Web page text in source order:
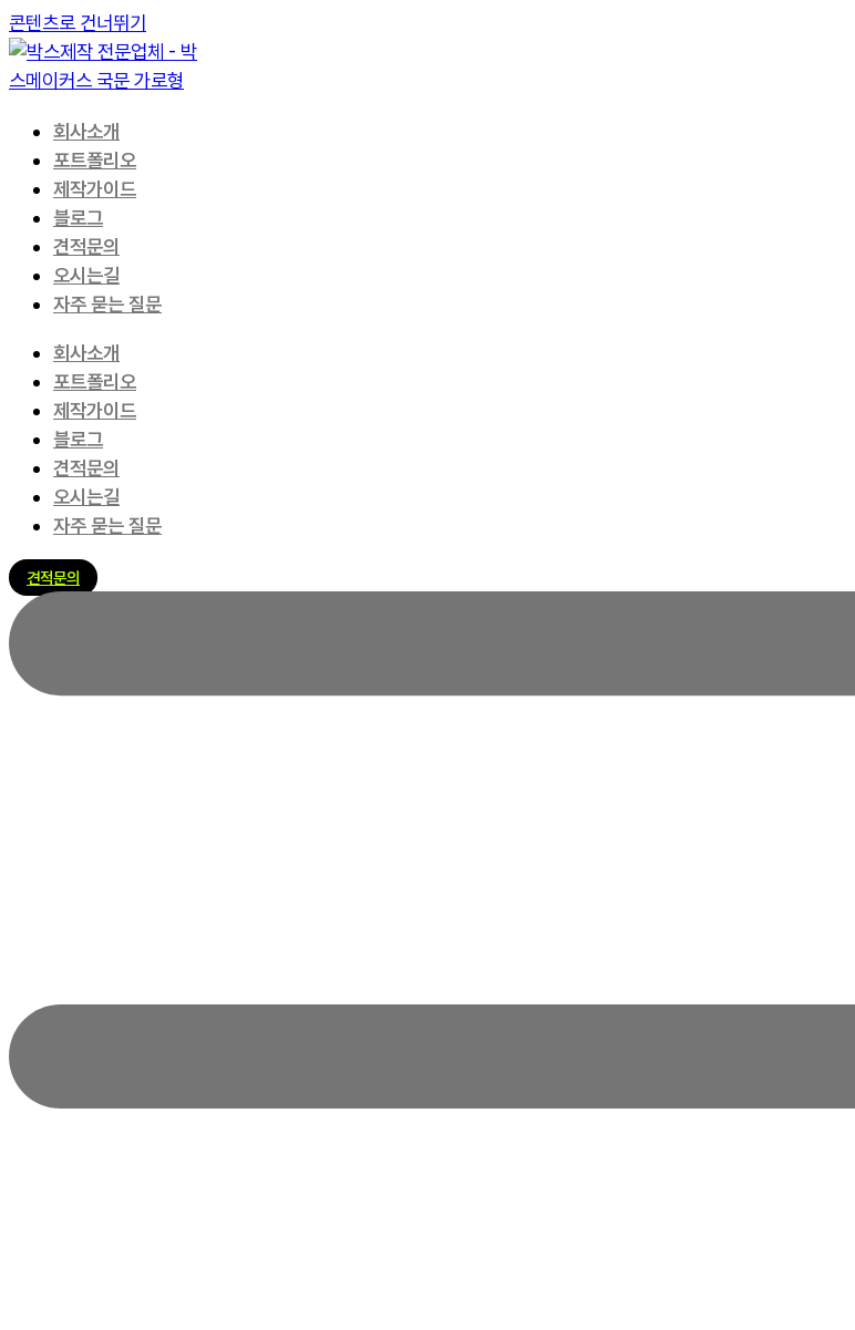
콘텐츠로 건너뛰기
회사소개
포트폴리오
제작가이드
블로그
견적문의
오시는길
자주 묻는 질문
회사소개
포트폴리오
제작가이드
블로그
견적문의
오시는길
자주 묻는 질문
견적문의